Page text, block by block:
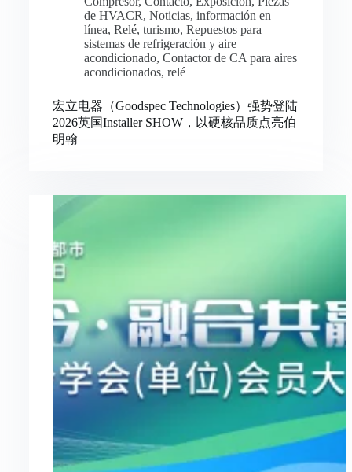
de HVACR, Noticias, información en
línea, Relé, turismo, Repuestos para
sistemas de refrigeración y aire
acondicionado, Contactor de CA para aires
acondicionados, relé
宏立电器（Goodspec Technologies）强势登陆
2026英国Installer SHOW，以硬核品质点亮伯
明翰